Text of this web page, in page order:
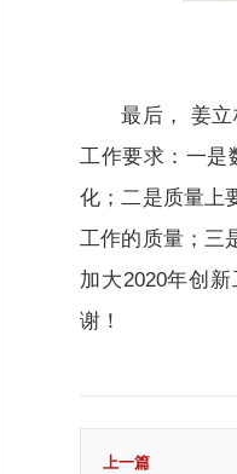
最后， 姜
工作要求：一是
化；二是质量上
工作的质量；三
加大2020年创
谢！
上一篇